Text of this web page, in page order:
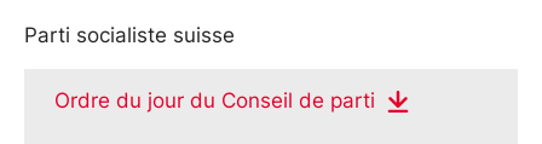
Parti socialiste suisse
Ordre du jour du Conseil de parti